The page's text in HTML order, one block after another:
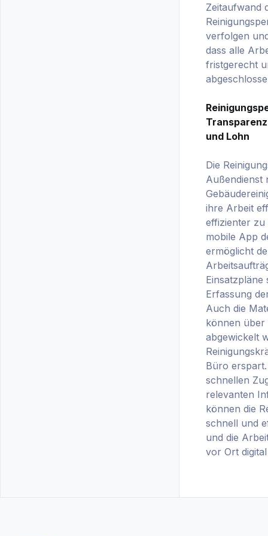
Zeitaufwand
verfolgen
dass alle
fristgerecht
und Lohn
Die
Außendienst
ihre Arbeit
effizienter zu
mobile App
ermöglicht
Einsatzpläne
Erfassung
Auch die
können über
abgewickelt
Büro
schnellen
relevanten
können die
schnell und
und die
vor Ort